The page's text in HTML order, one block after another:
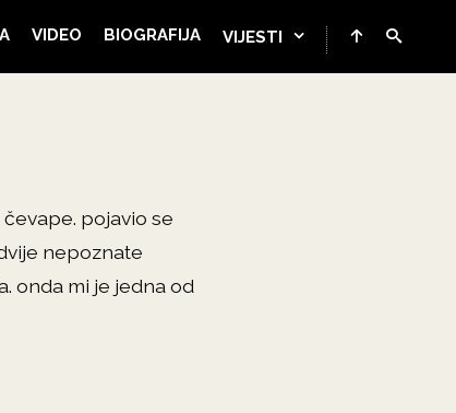
VIDEO BIOGRAFIJA VIJESTI
pojavio se
nepoznate
onda mi je jedna od